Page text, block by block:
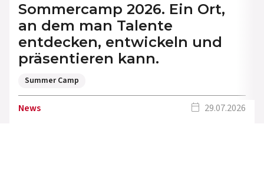
Sommercamp 2026. Ein Ort,
an dem man Talente
entdecken, entwickeln und
präsentieren kann.
Summer Camp
News calendar_today 29.07.2026